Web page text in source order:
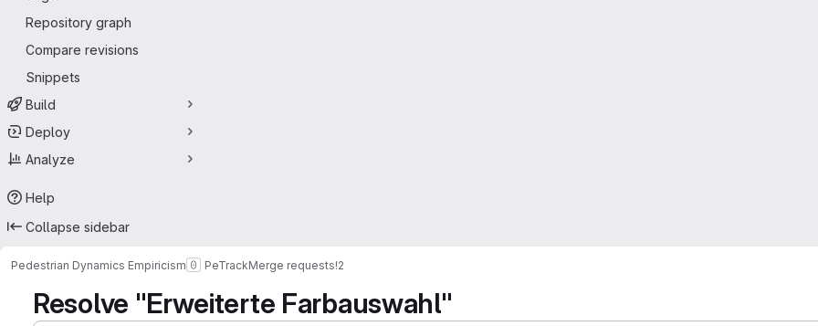
Repository graph
Compare revisions
Snippets
Build
Deploy
Analyze
Help
Collapse sidebar
Pedestrian Dynamics Empiricism PeTrackMerge requests!2
Resolve "Erweiterte Farbauswahl"